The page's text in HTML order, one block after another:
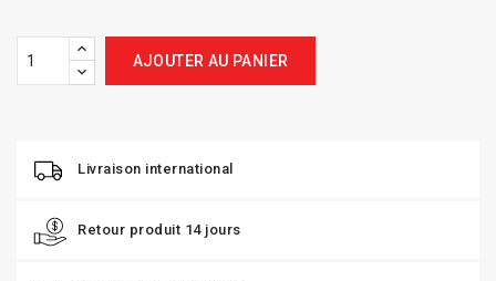
AJOUTER AU PANIER
Livraison international
Retour produit 14 jours